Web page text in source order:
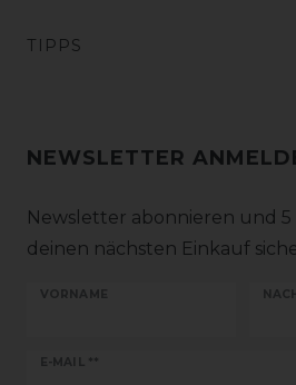
TIPPS
NEWSLETTER
Newsletter abonnieren und
deinen nächsten Einkauf
VORNAME
E-MAIL **
Newsletter